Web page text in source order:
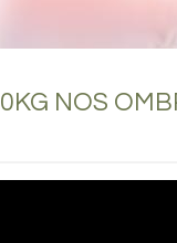
NOS